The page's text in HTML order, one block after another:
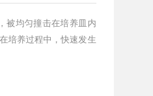
被均匀撞击在培养皿内
培养过程中，快速发生